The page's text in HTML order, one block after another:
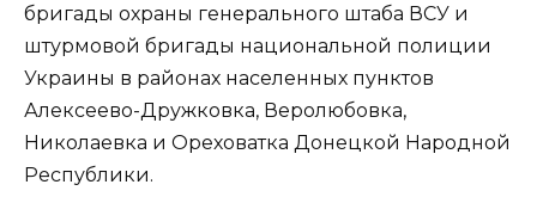
бригады охраны генерального штаба ВСУ и
штурмовой бригады национальной полиции
Украины в районах населенных пунктов
Алексеево-Дружковка, Веролюбовка,
Николаевка и Ореховатка Донецкой Народной
Республики.